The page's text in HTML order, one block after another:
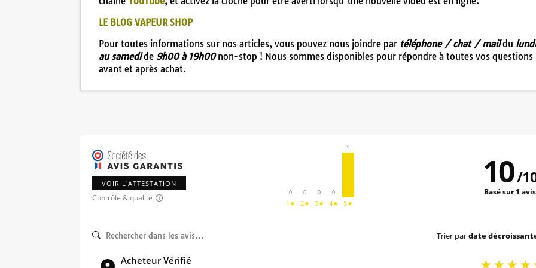
LE BLOG VAPEUR SHOP
Pour toutes informations sur nos articles, vous pouvez nous joindre par téléphone / chat / maildu
au samedide 9h00 à 19h00non-stop ! Nous sommes disponibles pour répondre à toutes vos questions
avant et après achat.
VOIR L'ATTESTATION
Contrôle & qualité
0
1★
0
2★
0
3★
0
4★
1
5★
10/
Basé sur 1 avis
Trier pardate
Acheteur Vérifié